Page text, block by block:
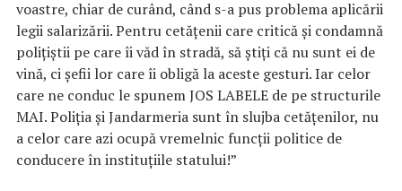
voastre, chiar de curând, când s-a pus problema aplicării
legii salarizării. Pentru cetățenii care critică și condamnă
polițiștii pe care îi văd în stradă, să știți că nu sunt ei de
vină, ci șefii lor care îi obligă la aceste gesturi. Iar celor
care ne conduc le spunem JOS LABELE de pe structurile
MAI. Poliția și Jandarmeria sunt în slujba cetățenilor, nu
a celor care azi ocupă vremelnic funcții politice de
conducere în instituțiile statului!”